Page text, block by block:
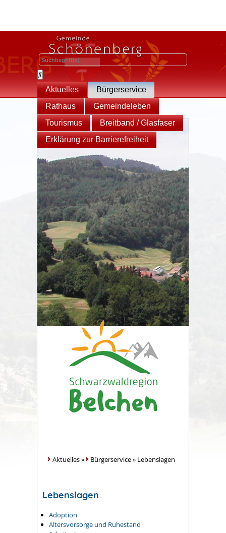
Aktuelles
Bürgerservice
Rathaus
Gemeindeleben
Tourismus
Breitband / Glasfaser
Erklärung zur Barrierefreiheit
Aktuelles» Bürgerservice» Lebenslagen
Lebenslagen
Adoption
Altersvorsorge und Ruhestand